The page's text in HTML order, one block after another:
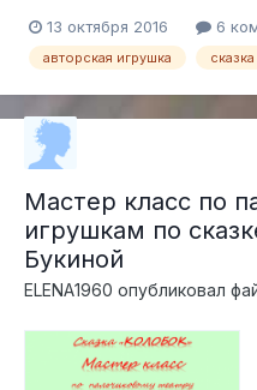
13 октября 2016 6
авторская игрушка сказка
Мастер класс по
игрушкам по
Букиной
ELENA1960 опубликовал